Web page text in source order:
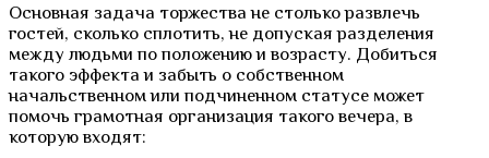
Основная задача торжества не столько развлечь
гостей, сколько сплотить, не допуская разделения
между людьми по положению и возрасту. Добиться
такого эффекта и забыть о собственном
начальственном или подчиненном статусе может
помочь грамотная организация такого вечера, в
которую входят: